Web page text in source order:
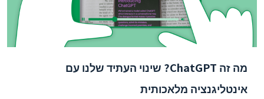
מה זה ChatGPT? שינוי העתיד שלנו עם
אינטליגנציה מלאכותית